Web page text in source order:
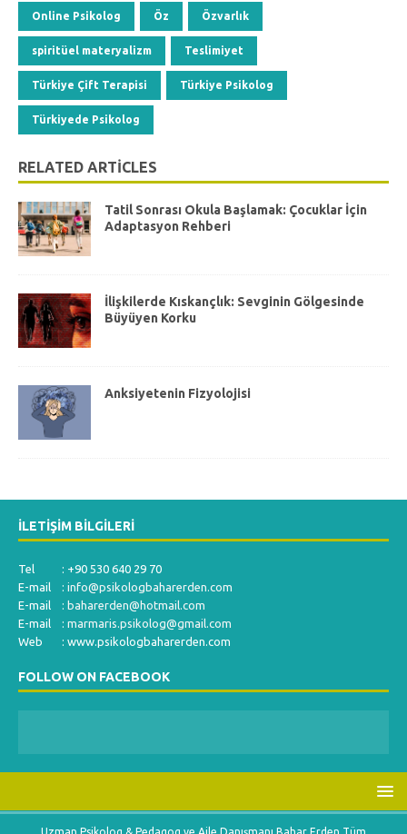
Online Psikolog Öz Özvarlık
spiritüel materyalizm Teslimiyet
Türkiye Çift Terapisi Türkiye Psikolog
Türkiyede Psikolog
RELATED ARTICLES
Tatil Sonrası Okula Başlamak: Çocuklar İçin
Adaptasyon Rehberi
İlişkilerde Kıskançlık: Sevginin Gölgesinde
Büyüyen Korku
Anksiyetenin Fizyolojisi
İLETIŞIM BILGILERI
Tel : +90 530 640 29 70
E-mail : info@psikologbaharerden.com
E-mail : baharerden@hotmail.com
E-mail : marmaris.psikolog@gmail.com
Web : www.psikologbaharerden.com
FOLLOW ON FACEBOOK